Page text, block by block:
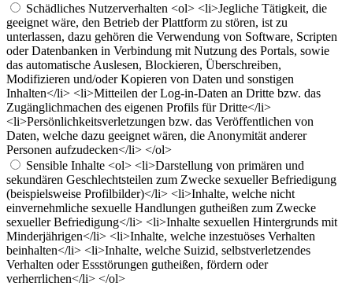
Schädliches Nutzerverhalten <ol> <li>Jegliche Tätigkeit, die
geeignet wäre, den Betrieb der Plattform zu stören, ist zu
unterlassen, dazu gehören die Verwendung von Software, Scripten
oder Datenbanken in Verbindung mit Nutzung des Portals, sowie
das automatische Auslesen, Blockieren, Überschreiben,
Modifizieren und/oder Kopieren von Daten und sonstigen
Inhalten</li> <li>Mitteilen der Log-in-Daten an Dritte bzw. das
Zugänglichmachen des eigenen Profils für Dritte</li>
<li>Persönlichkeitsverletzungen bzw. das Veröffentlichen von
Daten, welche dazu geeignet wären, die Anonymität anderer
Personen aufzudecken</li> </ol>
Sensible Inhalte <ol> <li>Darstellung von primären und
sekundären Geschlechtsteilen zum Zwecke sexueller Befriedigung
(beispielsweise Profilbilder)</li> <li>Inhalte, welche nicht
einvernehmliche sexuelle Handlungen gutheißen zum Zwecke
sexueller Befriedigung</li> <li>Inhalte sexuellen Hintergrunds mit
Minderjährigen</li> <li>Inhalte, welche inzestuöses Verhalten
beinhalten</li> <li>Inhalte, welche Suizid, selbstverletzendes
Verhalten oder Essstörungen gutheißen, fördern oder
verherrlichen</li> </ol>